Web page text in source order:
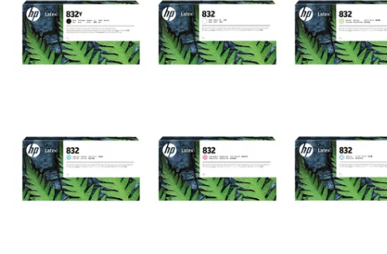
Rensa
filter